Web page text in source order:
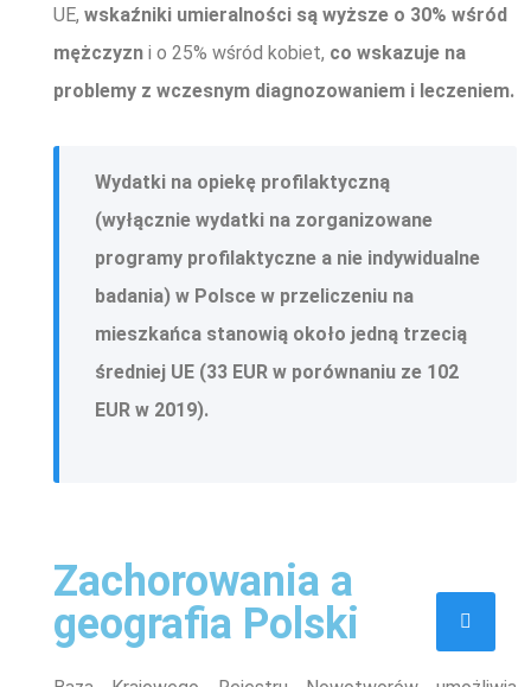
UE, wskaźniki umieralności są wyższe o 30% wśród
mężczyzn i o 25% wśród kobiet, co wskazuje na
problemy z wczesnym diagnozowaniem i leczeniem.
Wydatki na opiekę profilaktyczną
(wyłącznie wydatki na zorganizowane
programy profilaktyczne a nie indywidualne
badania) w Polsce w przeliczeniu na
mieszkańca stanowią około jedną trzecią
średniej UE (33 EUR w porównaniu ze 102
EUR w 2019).
Zachorowania a
geografia Polski